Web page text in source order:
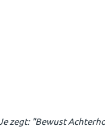
zegt: "Bewust